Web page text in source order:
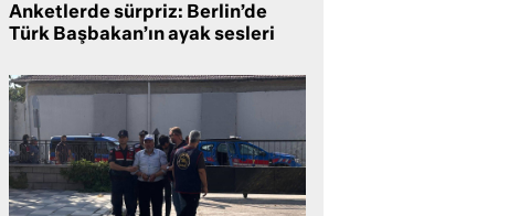
Anketlerde sürpriz: Berlin’de
Türk Başbakan’ın ayak sesleri